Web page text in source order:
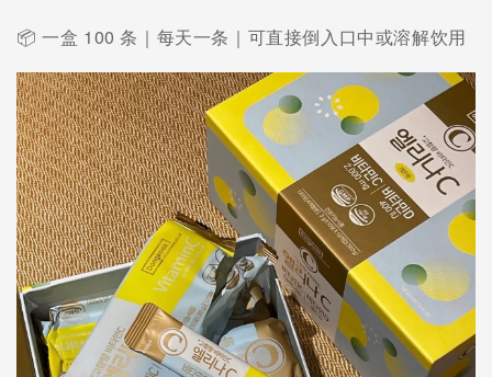
📦 一盒 100条 每天一条 可直接倒入口中或溶解饮用